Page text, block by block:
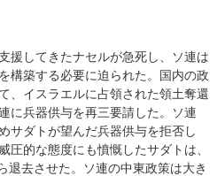
援してきたナセルが急死し、ソ連は
構築する必要に迫られた。国内の政
、イスラエルに占領された領土奪還
に兵器供与を再三要請した。ソ連
サダトが望んだ兵器供与を拒否し
圧的な態度にも憤慨したサダトは、
退去させた。ソ連の中東政策は大き